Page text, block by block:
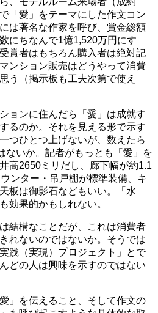
「愛」をテーマにした作文コン
は著名な作家を呼び、賞金総額
にちなんで1億1,520万円にす
賞者はもちろん購入者は絶対記
ンション販売はどうやって消費
う（掲示板も工夫次第で使え
ョンに住んだら「愛」は成就す
るのか。それを見える形で示す
つひとつ上げないが、数えたら
ないか。記者がもっとも「愛」を
高2650 ミリだし、廊下幅が約1.1
ンター・吊戸棚が標準装備、キ
板は御影石などもいい。「水
効果的かもしれない。
結構なことだが、これは消費者
れないのではないか。そうでは
践（実現）プロジェクト」とで
どの人は興味を示すのではない
」を伝えること、そして作文の